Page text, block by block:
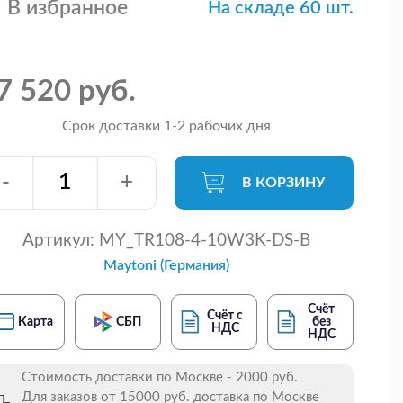
В избранное На складе 60 шт.
520 руб.
Срок доставки 1-2 рабочих дня
- + В КОРЗИНУ
Артикул: MY_TR108-4-10W3K-DS-B
Maytoni (Германия)
Карта СБП
Счёт с
НДС
Счёт
без
НДС
Стоимость доставки по Москве - 2000 руб.
Для заказов от 15000 руб. доставка по Москве